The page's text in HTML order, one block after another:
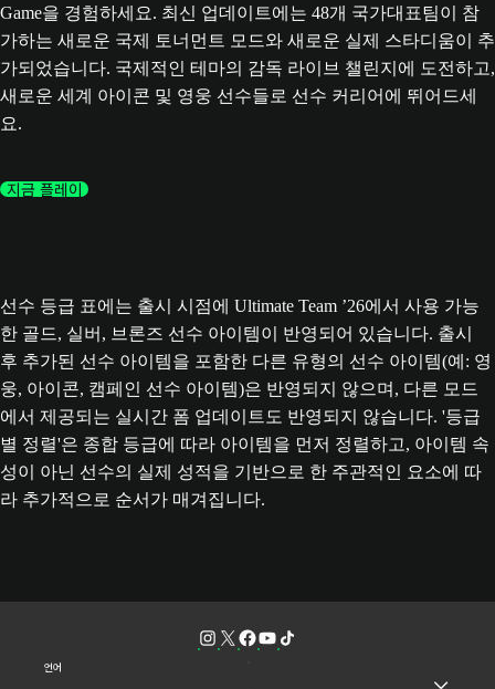
Game을 경험하세요. 최신 업데이트에는 48개 국가대표팀이 참
가하는 새로운 국제 토너먼트 모드와 새로운 실제 스타디움이 추
가되었습니다. 국제적인 테마의 감독 라이브 챌린지에 도전하고,
새로운 세계 아이콘 및 영웅 선수들로 선수 커리어에 뛰어드세
요.
지금 플레이
선수 등급 표에는 출시 시점에 Ultimate Team ’26에서 사용 가능
한 골드, 실버, 브론즈 선수 아이템이 반영되어 있습니다. 출시
후 추가된 선수 아이템을 포함한 다른 유형의 선수 아이템(예: 영
웅, 아이콘, 캠페인 선수 아이템)은 반영되지 않으며, 다른 모드
에서 제공되는 실시간 폼 업데이트도 반영되지 않습니다. '등급
별 정렬'은 종합 등급에 따라 아이템을 먼저 정렬하고, 아이템 속
성이 아닌 선수의 실제 성적을 기반으로 한 주관적인 요소에 따
라 추가적으로 순서가 매겨집니다.
언어